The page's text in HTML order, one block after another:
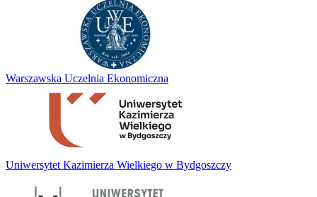
Warszawska Uczelnia Ekonomiczna
Uniwersytet Kazimierza Wielkiego w Bydgoszczy